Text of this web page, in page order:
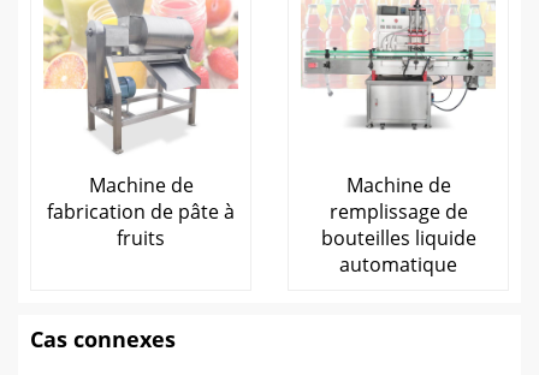
Machine de
fabrication de pâte à
fruits
Machine de
remplissage de
bouteilles liquide
automatique
Cas connexes